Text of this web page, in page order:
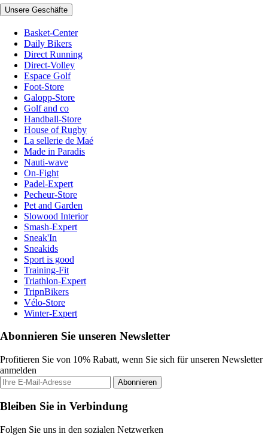
Unsere Geschäfte
Basket-Center
Daily Bikers
Direct Running
Direct-Volley
Espace Golf
Foot-Store
Galopp-Store
Golf and co
Handball-Store
House of Rugby
La sellerie de Maé
Made in Paradis
Nauti-wave
On-Fight
Padel-Expert
Pecheur-Store
Pet and Garden
Slowood Interior
Smash-Expert
Sneak'In
Sneakids
Sport is good
Training-Fit
Triathlon-Expert
TripnBikers
Vélo-Store
Winter-Expert
Abonnieren Sie unseren Newsletter
Profitieren Sie von 10% Rabatt, wenn Sie sich für unseren Newsletter
anmelden
Abonnieren
Bleiben Sie in Verbindung
Folgen Sie uns in den sozialen Netzwerken